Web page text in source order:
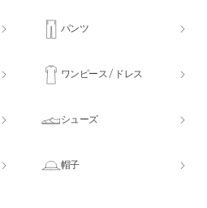
パンツ
ワンピース / ドレス
シューズ
帽子